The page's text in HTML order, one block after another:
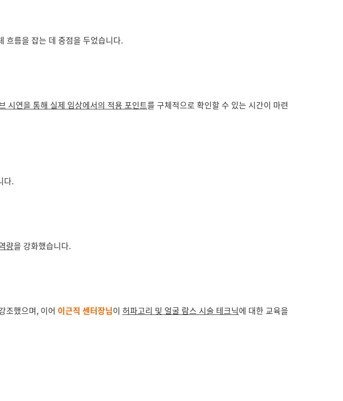
흐름을 잡는 데 중점을 두었습니다.
시연을 통해 실제 임상에서의 적용 포인트를 구체적으로 확인할 수 있는 시간이 마련
다.
량을 강화했습니다.
조했으며, 이어 이근직 센터장님이 허파고리 및 얼굴 람스 시술 테크닉에 대한 교육을